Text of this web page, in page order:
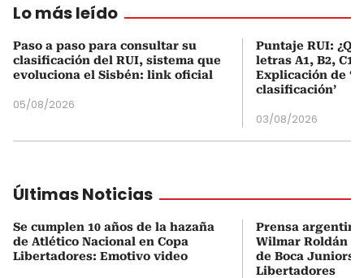
Lo más leído
Paso a paso para consultar su
clasificación del RUI, sistema que
evoluciona el Sisbén: link oficial
05/08/2026
Puntaje RUI:
letras A1, B2, C1
Explicación de
clasificación’
03/08/2026
Últimas Noticias
Se cumplen 10 años de la hazaña
de Atlético Nacional en Copa
Libertadores: Emotivo video
Prensa
Wilmar Roldán
de Boca Juniors
Libertadores